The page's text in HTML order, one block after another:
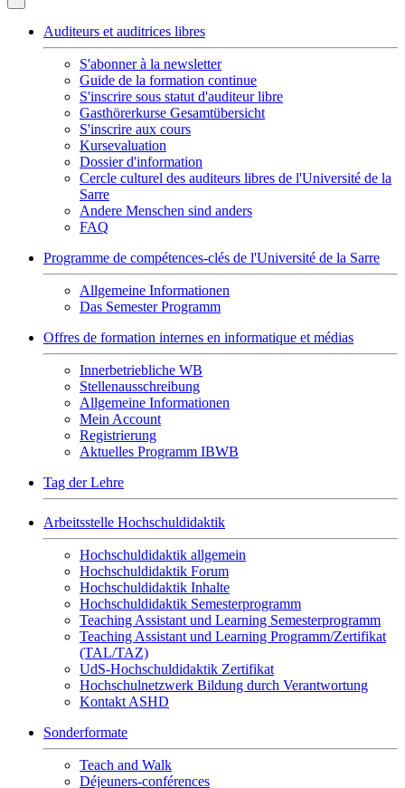
Auditeurs et auditrices libres
S'abonner à la newsletter
Guide de la formation continue
S'inscrire sous statut d'auditeur libre
Gasthörerkurse Gesamtübersicht
S'inscrire aux cours
Kursevaluation
Dossier d'information
Cercle culturel des auditeurs libres de l'Université de la
Sarre
Andere Menschen sind anders
FAQ
Programme de compétences-clés de l'Université de la Sarre
Allgemeine Informationen
Das Semester Programm
Offres de formation internes en informatique et médias
Innerbetriebliche WB
Stellenausschreibung
Allgemeine Informationen
Mein Account
Registrierung
Aktuelles Programm IBWB
Tag der Lehre
Arbeitsstelle Hochschuldidaktik
Hochschuldidaktik allgemein
Hochschuldidaktik Forum
Hochschuldidaktik Inhalte
Hochschuldidaktik Semesterprogramm
Teaching Assistant und Learning Semesterprogramm
Teaching Assistant und Learning Programm/Zertifikat
(TAL/TAZ)
UdS-Hochschuldidaktik Zertifikat
Hochschulnetzwerk Bildung durch Verantwortung
Kontakt ASHD
Sonderformate
Teach and Walk
Déjeuners-conférences